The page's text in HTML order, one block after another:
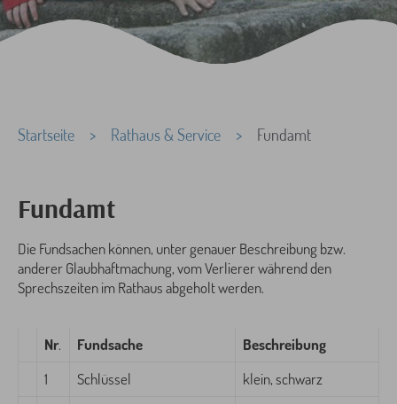
Startseite Rathaus & Service Fundamt
Fundamt
Die Fundsachen können, unter genauer Beschreibung bzw.
anderer Glaubhaftmachung, vom Verlierer während den
Sprechszeiten im Rathaus abgeholt werden.
Nr. Fundsache
Beschreibung
1
Schlüssel klein, schwarz